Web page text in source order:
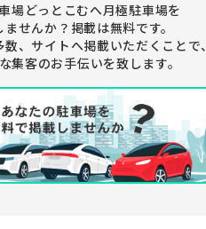
場どっとこむへ月極駐車場を
ませんか？ 掲載は無料です。
、サイトへ掲載いただくことで、
集客のお手伝いを致します。